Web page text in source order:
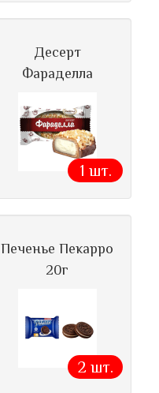
Десерт
Фараделла
1 шт.
Печенье Пекарро
20г
2 шт.